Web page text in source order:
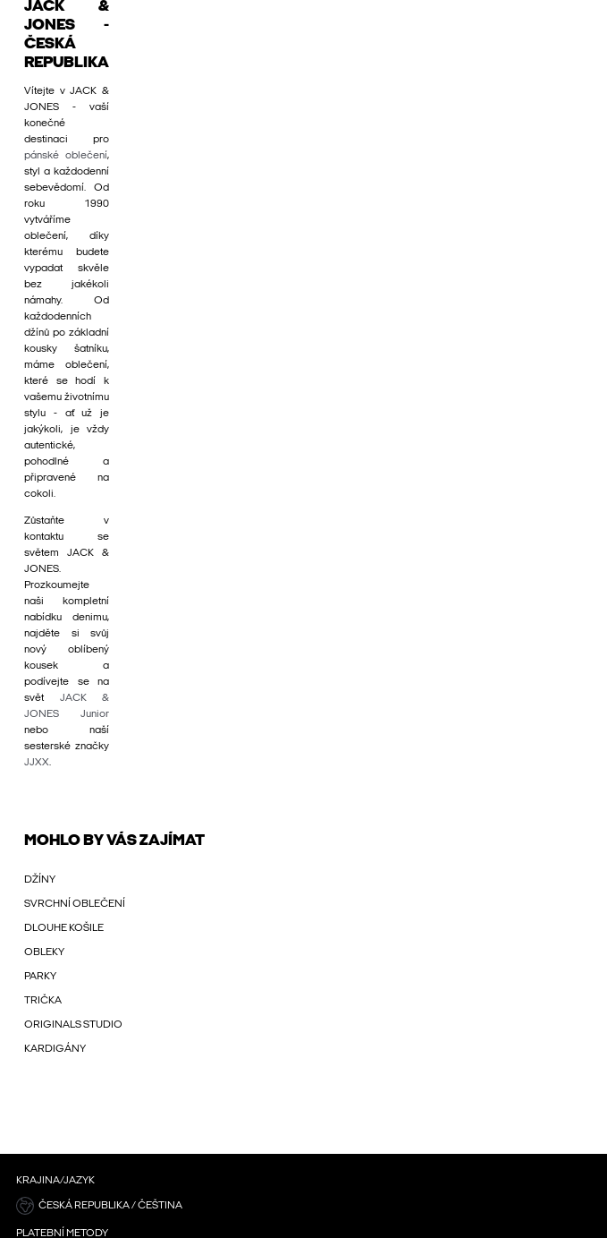
JACK &
JONES -
ČESKÁ
REPUBLIKA
Vítejte v JACK &
JONES - vaší
konečné
destinaci pro
pánské oblečení,
styl a každodenní
sebevědomí. Od
roku 1990
vytváříme
oblečení, díky
kterému budete
vypadat skvěle
bez jakékoli
námahy. Od
každodenních
džínů po základní
kousky šatníku,
máme oblečení,
které se hodí k
vašemu životnímu
stylu - ať už je
jakýkoli, je vždy
autentické,
pohodlné a
připravené na
cokoli.
Zůstaňte v
kontaktu se
světem JACK &
JONES.
Prozkoumejte
naši kompletní
nabídku denimu,
najděte si svůj
nový oblíbený
kousek a
podívejte se na
svět JACK &
JONES Junior
nebo naší
sesterské značky
JJXX.
MOHLO BY VÁS ZAJÍMAT
DŽÍNY
SVRCHNÍ OBLEČENÍ
DLOUHE KOŠILE
OBLEKY
PARKY
TRIČKA
ORIGINALS STUDIO
KARDIGÁNY
KRAJINA/JAZYK
ČESKÁ REPUBLIKA / ČEŠTINA
PLATEBNÍ METODY